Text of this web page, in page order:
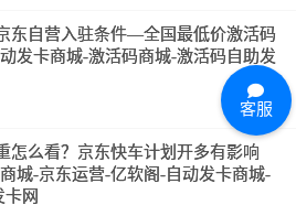
东自营入驻条件—全国最低价激活码
发卡商城-激活码商城-激活码自助发
怎么看？京东快车计划开多有影响
城-京东运营-亿软阁-自动发卡商城-
网
客服